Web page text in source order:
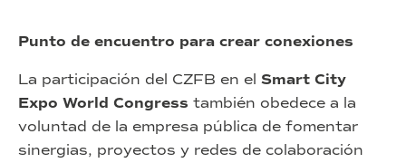
Punto de encuentro para crear conexiones
La participación del CZFB en el Smart City
Expo World Congress también obedece a la
voluntad de la empresa pública de fomentar
sinergias, proyectos y redes de colaboración